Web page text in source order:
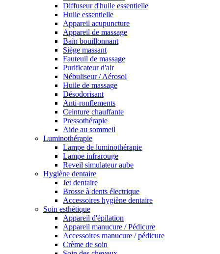
Diffuseur d'huile essentielle
Huile essentielle
Appareil acupuncture
Appareil de massage
Bain bouillonnant
Siège massant
Fauteuil de massage
Purificateur d'air
Nébuliseur / Aérosol
Huile de massage
Désodorisant
Anti-ronflements
Ceinture chauffante
Pressothérapie
Aide au sommeil
Luminothérapie
Lampe de luminothérapie
Lampe infrarouge
Reveil simulateur aube
Hygiène dentaire
Jet dentaire
Brosse à dents électrique
Accessoires hygiène dentaire
Soin esthétique
Appareil d'épilation
Appareil manucure / Pédicure
Accessoires manucure / pédicure
Crème de soin